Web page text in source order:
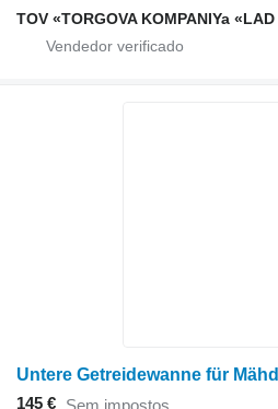
TOV «TORGOVA KOMPANIYa
145 € Sem impostos